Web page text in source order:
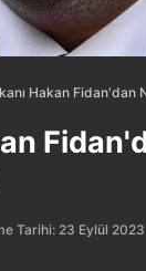
Hakan
Tarihi: 23 Eylül 2023